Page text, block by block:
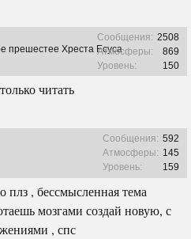
прешестее Хреста Есуса
Сообщения: 2508
Атмосферы:
869
Уровень:
150
читать
Сообщения: 592
Атмосферы: 145
Уровень:
159
плз , бессмысленная тема
мозгами создай новую, с
, спс